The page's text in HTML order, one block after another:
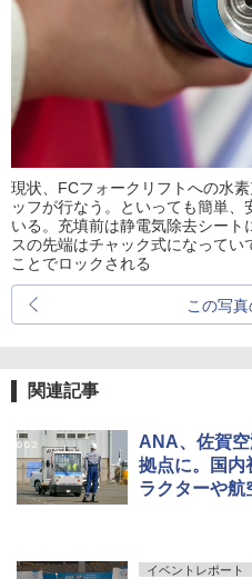
現状、FCフォークリフトへの水
ッフが行なう。といっても簡単
いる。充填前は静電気除去シー
スの先端はチャック式になって
ことでロックされる
この写
関連記事
ANA、佐賀
拠点に。国内
ラクターや航
イベントレポート